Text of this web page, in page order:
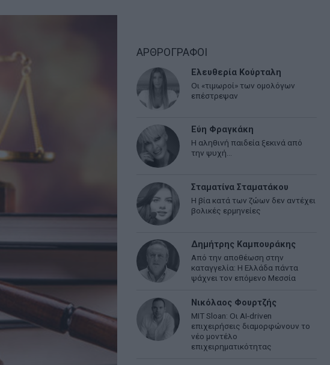
ΑΡΘΡΟΓΡΑΦΟΙ
Ελευθερία Κούρταλη
Οι «τιμωροί» των ομολόγων
επέστρεψαν
Εύη Φραγκάκη
Η αληθινή παιδεία ξεκινά από
την ψυχή…
Σταματίνα Σταματάκου
Η βία κατά των ζώων δεν αντέχει
βολικές ερμηνείες
Δημήτρης Καμπουράκης
Από την αποθέωση στην
καταγγελία: Η Ελλάδα πάντα
ψάχνει τον επόμενο Μεσσία
Νικόλαος Φουρτζής
MIT Sloan: Οι AI-driven
επιχειρήσεις διαμορφώνουν το
νέο μοντέλο
επιχειρηματικότητας